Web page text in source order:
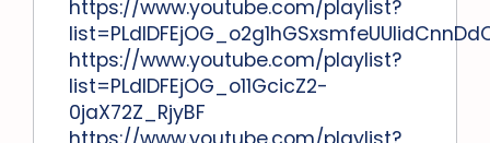
https://www.youtube.com/playlist?
https://www.youtube.com/playlist?
list=PLdlDFEjOG_o11GcicZ2-
0jaX72Z_RjyBF